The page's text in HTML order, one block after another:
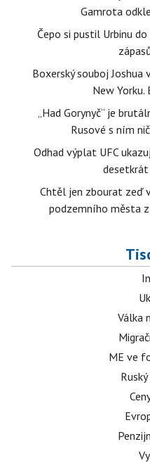
Gamrota
Čepo si pustil Urbinu
Boxerský souboj Joshua
New
„Had Gorynyč“ je
Rusové s ním
Odhad výplat UFC
desetkrát
Chtěl jen zbourat zeď
podzemního města
Válka
ME ve